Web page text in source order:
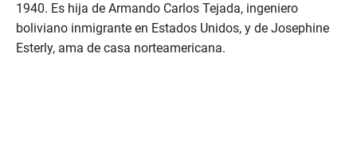
1940. Es hija de Armando Carlos Tejada, ingeniero
boliviano inmigrante en Estados Unidos, y de Josephine
Esterly, ama de casa norteamericana.